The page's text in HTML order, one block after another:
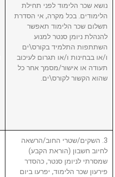
נושא שכר הלימוד לפני תחילת
הלימודים. בכל מקרה, אי הסדרת
תשלום שכר הלימוד תאפשר
להנהלת ניומן סנטר למנוע
השתתפות התלמיד בקורס\ים
ו/או בבחינות ו/או תגרום לעיכוב
תעודה או אישור/מסמך אחר כל
שהוא הקשור לקורס\ים.
3. השקים/שטרי החוב/הרשאה
לחיוב חשבון (הוראת הקבע)
שמסרתי לניומן סנטר, כהסדר
פירעון שכר הלימוד, יפרעו ביום